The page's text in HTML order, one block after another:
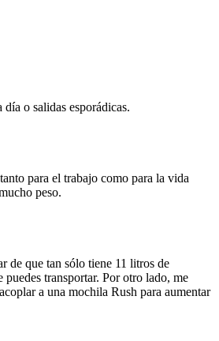
o salidas esporádicas.
para el trabajo como para la vida
peso.
de que tan sólo tiene 11 litros de
puedes transportar. Por otro lado, me
a una mochila Rush para aumentar